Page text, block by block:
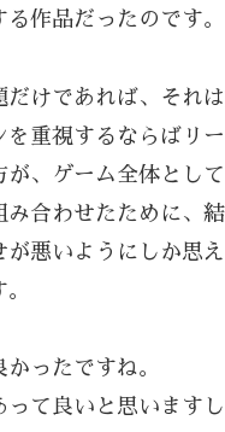
作品だったのです。
けであれば、それ
重視するならばリ
、ゲーム全体とし
合わせたために、
悪いようにしか思え
ったですね。
て良いと思います